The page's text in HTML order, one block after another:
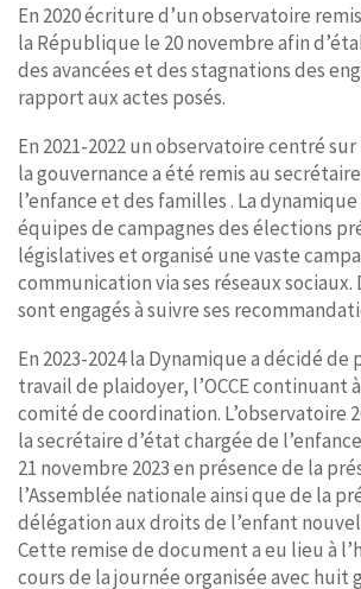
En 2020 écriture d’un observatoire
la République le 20 novembre afin
des avancées et des stagnations des
rapport aux actes posés.
En 2021-2022 un observatoire centré
la gouvernance a été remis au
l’enfance et des familles . La
équipes de campagnes des élections
législatives et organisé une vaste
communication via ses réseaux sociaux.
sont engagés à suivre ses
En 2023-2024 la Dynamique a décidé de
travail de plaidoyer, l’OCCE continuant
comité de coordination. L’observatoire
la secrétaire d’état chargée de
21 novembre 2023 en présence de la
l’Assemblée nationale ainsi que de la
délégation aux droits de l’enfant
Cette remise de document a eu lieu à
cours de la journée organisée avec huit